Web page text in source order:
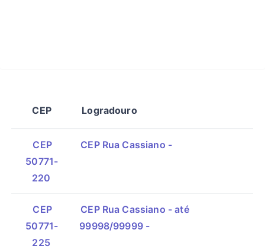
CEP Logradouro
CEP
50771-
220
CEP Rua Cassiano -
CEP
50771-
225
CEP Rua Cassiano - até
99998/99999 -